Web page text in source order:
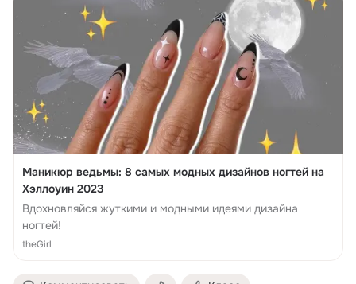
Маникюр ведьмы: 8 самых модных дизайнов ногтей на
Хэллоуин 2023
Вдохновляйся жуткими и модными идеями дизайна
ногтей!
theGirl